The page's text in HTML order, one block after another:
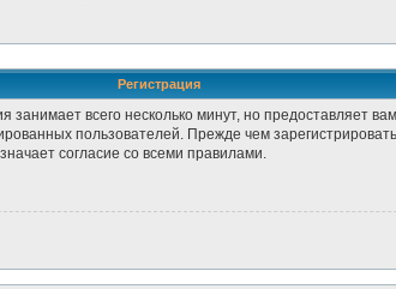
Регистрация
всего несколько минут, но предоставляет
пользователей. Прежде чем
согласие со всеми правилами.